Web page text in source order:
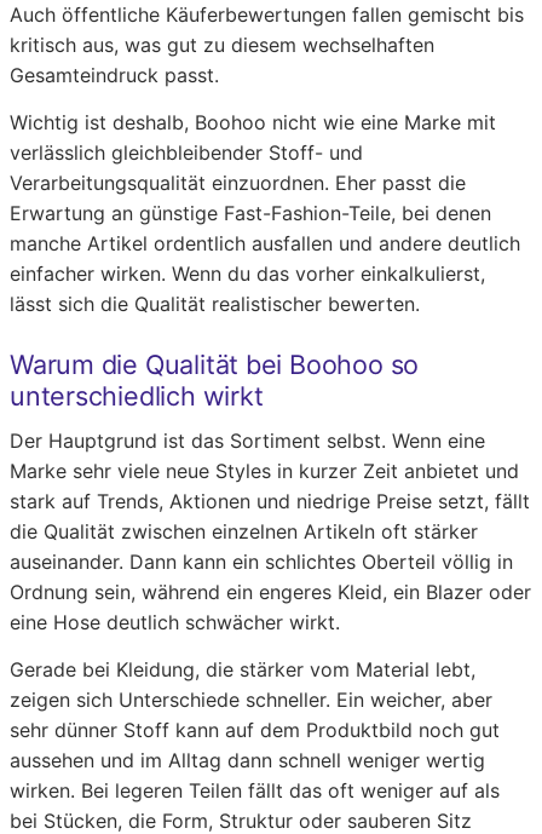
Auch öffentliche Käuferbewertungen fallen gemischt bis
kritisch aus, was gut zu diesem wechselhaften
Gesamteindruck passt.
Wichtig ist deshalb, Boohoo nicht wie eine Marke mit
verlässlich gleichbleibender Stoff- und
Verarbeitungsqualität einzuordnen. Eher passt die
Erwartung an günstige Fast-Fashion-Teile, bei denen
manche Artikel ordentlich ausfallen und andere deutlich
einfacher wirken. Wenn du das vorher einkalkulierst,
lässt sich die Qualität realistischer bewerten.
Warum die Qualität bei Boohoo so
unterschiedlich wirkt
Der Hauptgrund ist das Sortiment selbst. Wenn eine
Marke sehr viele neue Styles in kurzer Zeit anbietet und
stark auf Trends, Aktionen und niedrige Preise setzt, fällt
die Qualität zwischen einzelnen Artikeln oft stärker
auseinander. Dann kann ein schlichtes Oberteil völlig in
Ordnung sein, während ein engeres Kleid, ein Blazer oder
eine Hose deutlich schwächer wirkt.
Gerade bei Kleidung, die stärker vom Material lebt,
zeigen sich Unterschiede schneller. Ein weicher, aber
sehr dünner Stoff kann auf dem Produktbild noch gut
aussehen und im Alltag dann schnell weniger wertig
wirken. Bei legeren Teilen fällt das oft weniger auf als
bei Stücken, die Form, Struktur oder sauberen Sitz